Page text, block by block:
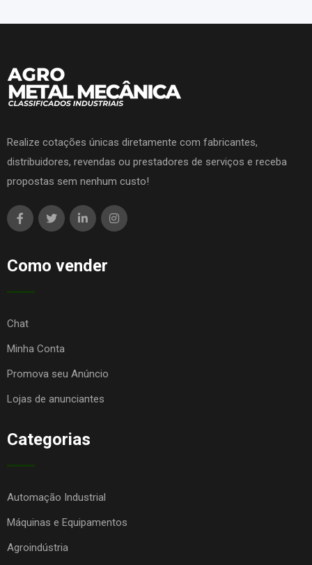
Realize cotações únicas diretamente com fabricantes,
distribuidores, revendas ou prestadores de serviços e receba
propostas sem nenhum custo!
Como vender
Chat
Minha Conta
Promova seu Anúncio
Lojas de anunciantes
Categorias
Automação Industrial
Máquinas e Equipamentos
Agroindústria